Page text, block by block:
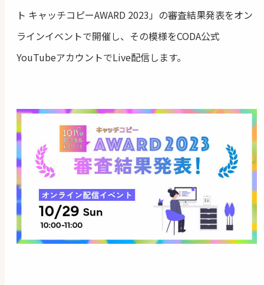
ト キャッチコピーAWARD 2023」の審査結果発表をオン
ラインイベントで開催し、その模様をCODA公式
YouTubeアカウントでLive配信します。